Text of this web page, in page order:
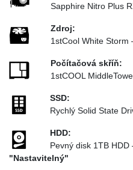
Sapphire Nitro Plus
Zdroj:
1stCool White Storm
Počítačová skříň:
1stCOOL
SSD:
Rychlý Solid State
HDD:
Pevný disk 1TB
"Nastavitelný"